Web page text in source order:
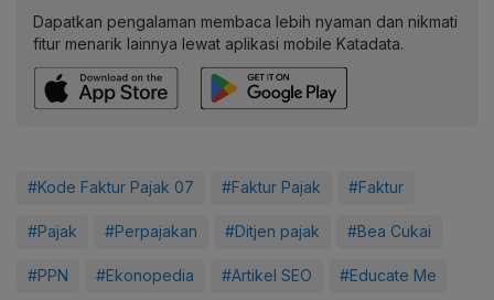
Dapatkan pengalaman membaca lebih nyaman dan nikmati
fitur menarik lainnya lewat aplikasi mobile Katadata.
#Kode Faktur Pajak 07 #Faktur Pajak #Faktur
#Pajak #Perpajakan #Ditjen pajak #Bea Cukai
#PPN #Ekonopedia #Artikel SEO #Educate Me